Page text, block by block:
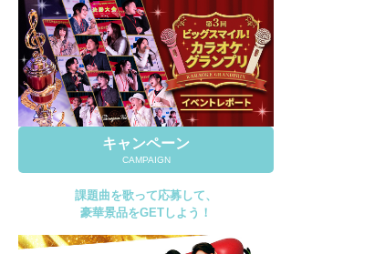
キャンペーン
CAMPAIGN
課題曲を歌って応募して、
豪華景品をGETしよう！